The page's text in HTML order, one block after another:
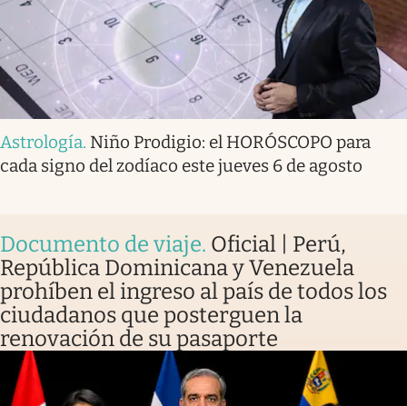
Astrología. Niño Prodigio: el HORÓSCOPO para
cada signo del zodíaco este jueves 6 de agosto
Documento de viaje. Oficial | Perú,
República Dominicana y Venezuela
prohíben el ingreso al país de todos los
ciudadanos que posterguen la
renovación de su pasaporte